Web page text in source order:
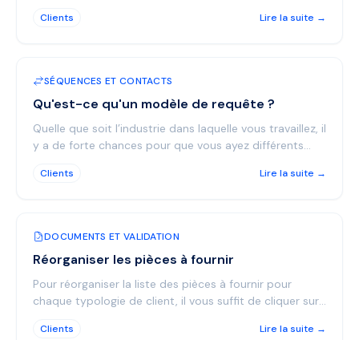
Clients Lire la suite →
SÉQUENCES ET CONTACTS
Qu'est-ce qu'un modèle de requête ?
Quelle que soit l’industrie dans laquelle vous travaillez, il
y a de forte chances pour que vous ayez différents
Clients Lire la suite →
DOCUMENTS ET VALIDATION
Réorganiser les pièces à fournir
Pour réorganiser la liste des pièces à fournir pour
chaque typologie de client, il vous suffit de cliquer sur
Clients Lire la suite →